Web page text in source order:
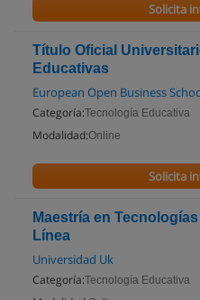
Solicita
Título Oficial
Educativas
European Open Business
Categoría:Tecnología Educativa
Modalidad:Online
Solicita
Maestría en
Línea
Universidad Uk
Categoría:Tecnología Educativa